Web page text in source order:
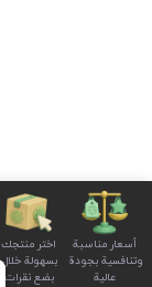
أسعار مناسبة
وتنافسية بجودة
عالية
اختر منتجك
بسهولة خلال
بضع نقرات